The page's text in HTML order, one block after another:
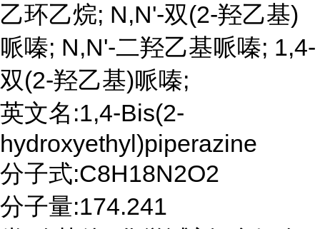
乙环乙烷; N,N'-双(2-羟乙基)
哌嗪; N,N'-二羟乙基哌嗪; 1,4-
双(2-羟乙基)哌嗪;
英文名:1,4-Bis(2-
hydroxyethyl)piperazine
分子式:C8H18N2O2
分子量:174.241